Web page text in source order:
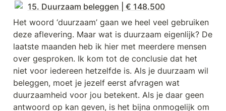
15. Duurzaam beleggen | € 148.500
Het woord ‘duurzaam’ gaan we heel veel gebruiken
deze aflevering. Maar wat is duurzaam eigenlijk? De
laatste maanden heb ik hier met meerdere mensen
over gesproken. Ik kom tot de conclusie dat het
niet voor iedereen hetzelfde is. Als je duurzaam wil
beleggen, moet je jezelf eerst afvragen wat
duurzaamheid voor jou betekent. Als je daar geen
antwoord op kan geven, is het bijna onmogelijk om